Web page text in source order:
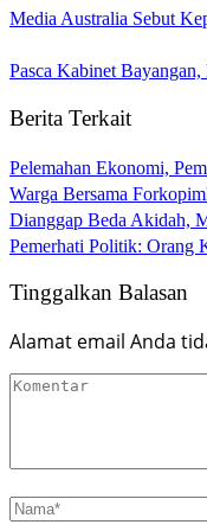
Media Australia Sebut
Pasca Kabinet
Berita Terkait
Pelemahan Ekonomi,
Warga Bersama
Dianggap Beda Akidah,
Pemerhati Politik: Orang
Tinggalkan Balasan
Alamat email Anda